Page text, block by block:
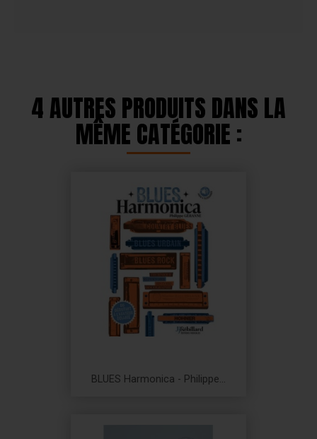
4 AUTRES PRODUITS DANS LA
MÊME CATÉGORIE :
BLUES Harmonica - Philippe...